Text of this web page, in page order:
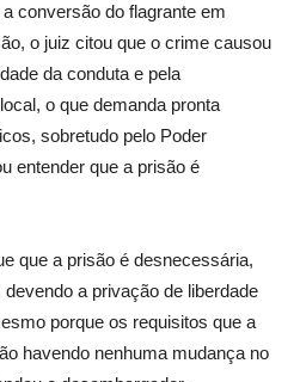
conversão do flagrante em
o juiz citou que o crime causou
da conduta e pela
o que demanda pronta
sobretudo pelo Poder
entender que a prisão é
que a prisão é desnecessária,
a privação de liberdade
porque os requisitos que a
havendo nenhuma mudança no